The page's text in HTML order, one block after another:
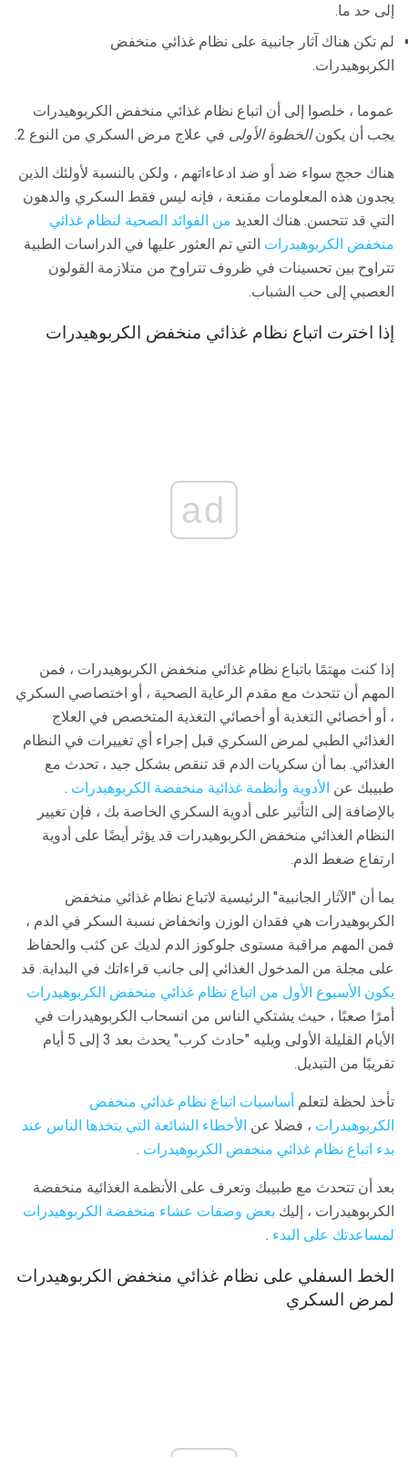
إلى حد ما.
لم تكن هناك آثار جانبية على نظام غذائي منخفض
الكربوهيدرات.
عموما ، خلصوا إلى أن اتباع نظام غذائي منخفض الكربوهيدرات
يجب أن يكونالخطوة الأولى في علاج مرض السكري من النوع 2.
هناك حجج سواء ضد أو ضد ادعاءاتهم ، ولكن بالنسبة لأولئك الذين
يجدون هذه المعلومات مقنعة ، فإنه ليس فقط السكري والدهون
التي قد تتحسن. هناك العديد من الفوائد الصحية لنظام غذائي
منخفض الكربوهيدرات التي تم العثور عليها في الدراسات الطبية
تتراوح بين تحسينات في ظروف تتراوح من متلازمة القولون
العصبي إلى حب الشباب.
إذا اخترت اتباع نظام غذائي منخفض الكربوهيدرات
ad
إذا كنت مهتمًا باتباع نظام غذائي منخفض الكربوهيدرات ، فمن
المهم أن تتحدث مع مقدم الرعاية الصحية ، أو اختصاصي السكري
، أو أخصائي التغذية أو أخصائي التغذية المتخصص في العلاج
الغذائي الطبي لمرض السكري قبل إجراء أي تغييرات في النظام
الغذائي. بما أن سكريات الدم قد تنقص بشكل جيد ، تحدث مع
طبيبك عن الأدوية وأنظمة غذائية منخفضة الكربوهيدرات .
بالإضافة إلى التأثير على أدوية السكري الخاصة بك ، فإن تغيير
النظام الغذائي منخفض الكربوهيدرات قد يؤثر أيضًا على أدوية
ارتفاع ضغط الدم.
بما أن "الآثار الجانبية" الرئيسية لاتباع نظام غذائي منخفض
الكربوهيدرات هي فقدان الوزن وانخفاض نسبة السكر في الدم ،
فمن المهم مراقبة مستوى جلوكوز الدم لديك عن كثب والحفاظ
على مجلة من المدخول الغذائي إلى جانب قراءاتك في البداية. قد
يكون الأسبوع الأول من اتباع نظام غذائي منخفض الكربوهيدرات
أمرًا صعبًا ، حيث يشتكي الناس من انسحاب الكربوهيدرات في
الأيام القليلة الأولى ويليه "حادث كرب" يحدث بعد 3 إلى 5 أيام
تقريبًا من التبديل.
تأخذ لحظة لتعلم أساسيات اتباع نظام غذائي منخفض
الكربوهيدرات ، فضلا عن الأخطاء الشائعة التي يتخذها الناس عند
بدء اتباع نظام غذائي منخفض الكربوهيدرات .
بعد أن تتحدث مع طبيبك وتعرف على الأنظمة الغذائية منخفضة
الكربوهيدرات ، إليك بعض وصفات عشاء منخفضة الكربوهيدرات
لمساعدتك على البدء .
الخط السفلي على نظام غذائي منخفض الكربوهيدرات
لمرض السكري